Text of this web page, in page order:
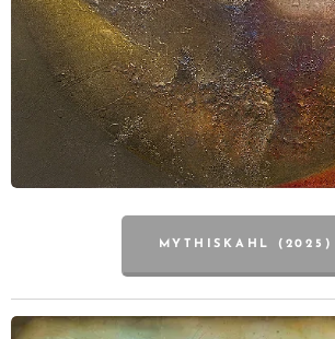
MYTHISKAHL (2025)